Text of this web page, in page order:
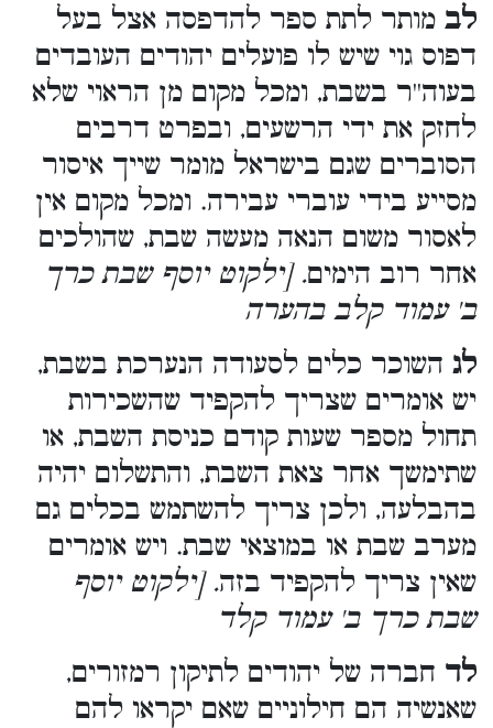
לב מותר לתת ספר להדפסה אצל בעל
דפוס גוי שיש לו פועלים יהודים העובדים
בעוה''ר בשבת, ומכל מקום מן הראוי שלא
לחזק את ידי הרשעים, ובפרט דרבים
הסוברים שגם בישראל מומר שייך איסור
מסייע בידי עוברי עבירה. ומכל מקום אין
לאסור משום הנאה מעשה שבת, שהולכים
אחר רוב הימים. [ילקוט יוסף שבת כרך
ב' עמוד קלב בהערה
לג השוכר כלים לסעודה הנערכת בשבת,
יש אומרים שצריך להקפיד שהשכירות
תחול מספר שעות קודם כניסת השבת, או
שתימשך אחר צאת השבת, והתשלום יהיה
בהבלעה, ולכן צריך להשתמש בכלים גם
מערב שבת או במוצאי שבת. ויש אומרים
שאין צריך להקפיד בזה. [ילקוט יוסף
שבת כרך ב' עמוד קלד
לד חברה של יהודים לתיקון רמזורים,
שאנשיה הם חילוניים שאם יקראו להם